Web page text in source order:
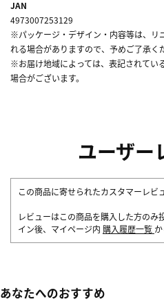
JAN
4973007253129
※パッケージ・デザイン・内容等は、リ
れる場合がありますので、予めご了承く
※お届け地域によっては、表記されてい
場合がございます。
ユーザー
この商品に寄せられたカスタマーレビ
レビューはこの商品を購入した方のみ
イン後、マイページ内 購入履歴一覧
あなたへのおすすめ